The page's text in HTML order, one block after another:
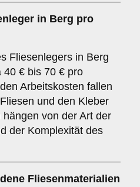
in Berg pro
Fliesenlegers in Berg
40 € bis 70 € pro
Arbeitskosten fallen
und den Kleber
von der Art der
der Komplexität des
Fliesenmaterialien